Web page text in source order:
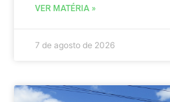
VER MATÉRIA »
7 de agosto de 2026